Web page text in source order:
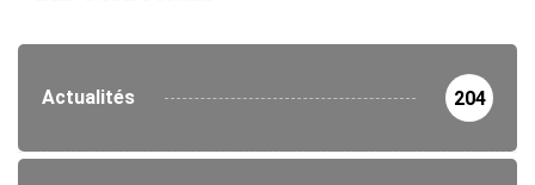
Actualités 204